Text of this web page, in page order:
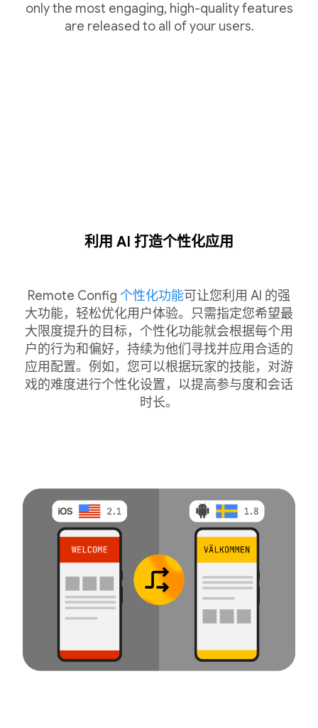
only the most engaging, high-quality features
are released to all of your users.
利用 AI 打造个性化应用
Remote Config 个性化功能可让您利用 AI 的强
大功能，轻松优化用户体验。只需指定您希望最
大限度提升的目标，个性化功能就会根据每个用
户的行为和偏好，持续为他们寻找并应用合适的
应用配置。例如，您可以根据玩家的技能，对游
戏的难度进行个性化设置，以提高参与度和会话
时长。